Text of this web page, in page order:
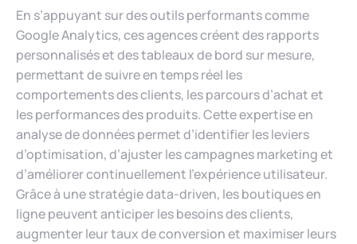
En s’appuyant sur des outils performants comme
Google Analytics, ces agences créent des rapports
personnalisés et des tableaux de bord sur mesure,
permettant de suivre en temps réel les
comportements des clients, les parcours d’achat et
les performances des produits. Cette expertise en
analyse de données permet d’identifier les leviers
d’optimisation, d’ajuster les campagnes marketing et
d’améliorer continuellement l’expérience utilisateur.
Grâce à une stratégie data-driven, les boutiques en
ligne peuvent anticiper les besoins des clients,
augmenter leur taux de conversion et maximiser leurs